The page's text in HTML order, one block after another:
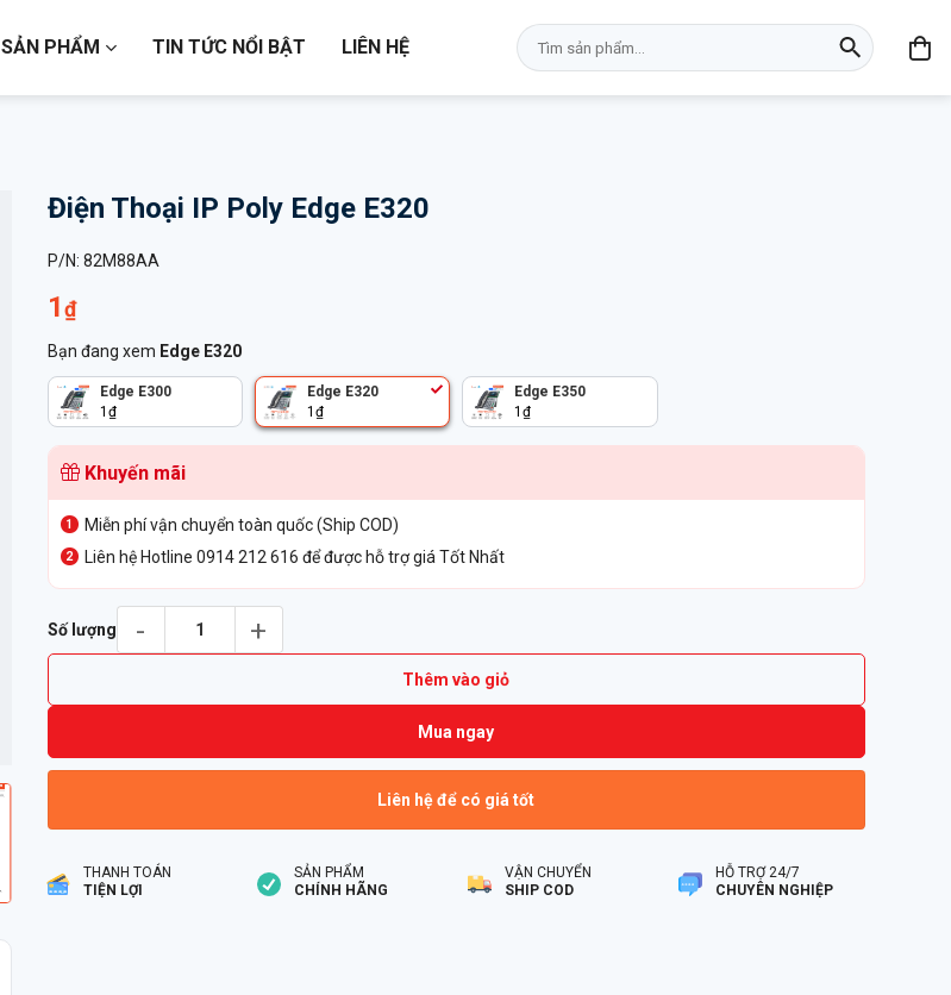
SẢN PHẨM TIN TỨC NỔI BẬT LIÊN HỆ
Tìm
kiếm:
Điện Thoại IP Poly Edge E320
P/N: 82M88AA
1₫
Bạn đang xem Edge E320
Edge E300
1 ₫
Edge E320
1 ₫
Edge E350
1₫
Khuyến mãi
Miễn phí vận chuyển toàn quốc (Ship COD)
Liên hệ Hotline 0914 212 616 để được hỗ trợ giá Tốt Nhất
Số lượng
Thêm vào giỏ
Mua ngay
Liên hệ để có giá tốt
THANH TOÁN
TIỆN LỢI
SẢN PHẨM
CHÍNH HÃNG
VẬN CHUYỂN
SHIP COD
HỖ TRỢ 24/7
CHUYÊN NGHIỆP